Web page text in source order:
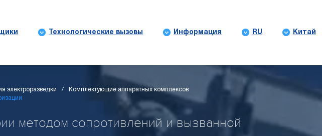
Технологические вызовы Информация RU Китай
электроразведки
Комплектующие аппаратных комплексов
методом сопротивлений и вызванной